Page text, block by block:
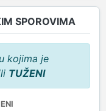
SPOROVIMA
kojima je
TUŽENI